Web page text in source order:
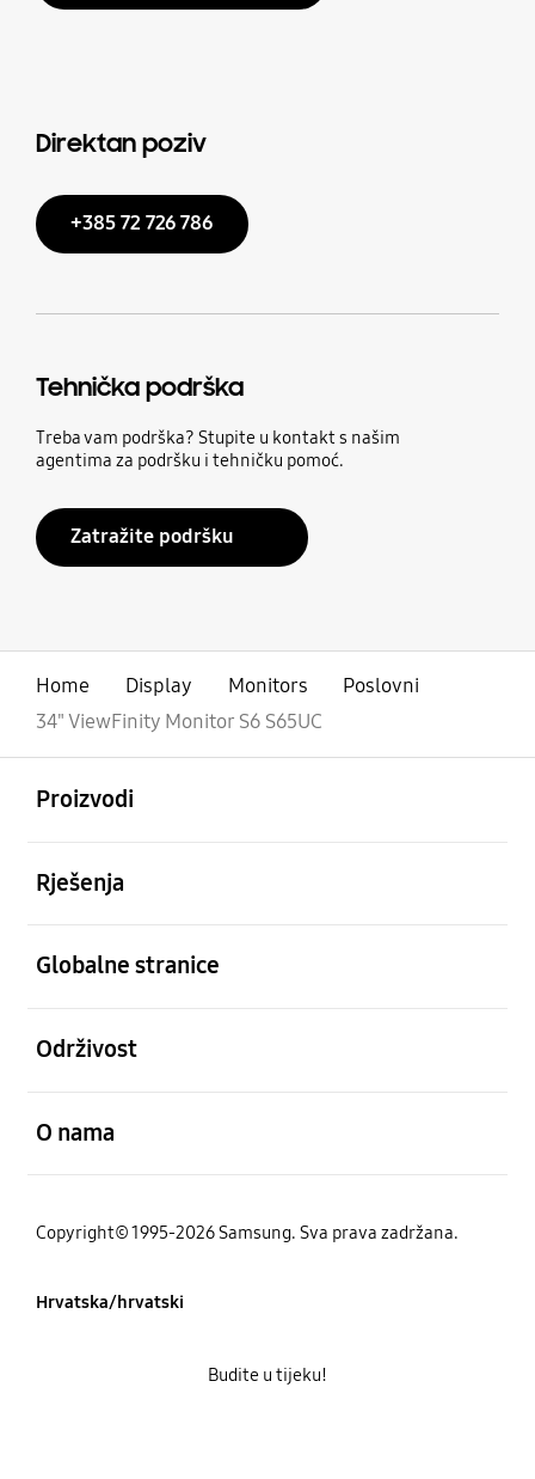
Direktan poziv
+385 72 726 786
Tehnička podrška
Treba vam podrška? Stupite u kontakt s našim
agentima za podršku i tehničku pomoć.
Zatražite podršku
Home Display Monitors
Poslovni
34" ViewFinity Monitor S6 S65UC
Proizvodi
Rješenja
Globalne stranice
Održivost
O nama
Copyright© 1995-2026 Samsung. Sva prava zadržana.
Hrvatska/hrvatski
Budite u tijeku!